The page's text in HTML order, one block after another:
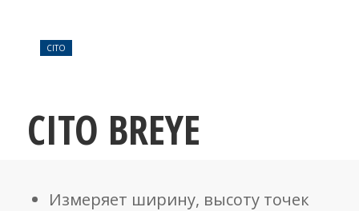
CITO
CITO BREYE
Измеряет ширину, высоту точек